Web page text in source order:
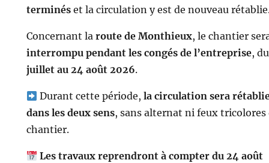
terminéset la circulation y est de nouveau
Concernant la route de Monthieux, le chantier
interrompu pendant les congés de l’entreprise,
juillet au 24 août 2026.
Durant cette période,la circulation sera
dans les deux sens, sans alternat ni feux tricolores
chantier.
Les travaux reprendront à compter du 24 août